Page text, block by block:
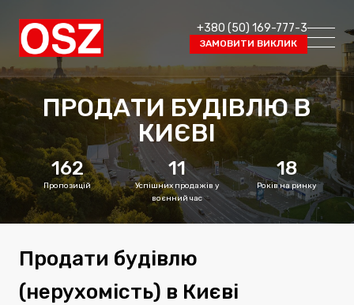
+380 (50) 169-777-3
ЗАМОВИТИ ВИКЛИК
ПРОДАТИ БУДІВЛЮ В
КИЄВІ
162
Пропозицій
11
Успішних продажів у
воєнний час
18
Років на ринку
Продати будівлю
(нерухомість) в Києві